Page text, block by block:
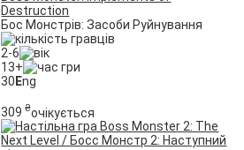
Destruction
Бос Монстрів: Засоби Руйнування
2-6
13+
30Eng
309₴очікується